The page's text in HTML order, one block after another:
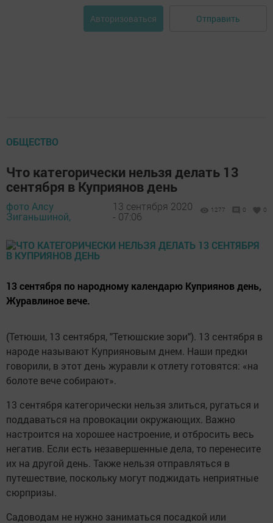
Авторизоваться Отправить
ОБЩЕСТВО
Что категорически нельзя делать 13
сентября в Куприянов день
фото Алсу
Зиганьшиной,
13 сентября 2020
- 07:06
1277 0 0
13 сентября по народному календарю Куприянов день,
Журавлиное вече.
(Тетюши, 13 сентября, "Тетюшские зори"). 13 сентября в
народе называют Куприяновым днем. Наши предки
говорили, в этот день журавли к отлету готовятся: «на
болоте вече собирают».
13 сентября категорически нельзя злиться, ругаться и
поддаваться на провокации окружающих. Важно
настроится на хорошее настроение, и отбросить весь
негатив. Если есть незавершенные дела, то перенесите
их на другой день. Также нельзя отправляться в
путешествие, поскольку могут поджидать неприятные
сюрпризы.
Садоводам не нужно заниматься посадкой или